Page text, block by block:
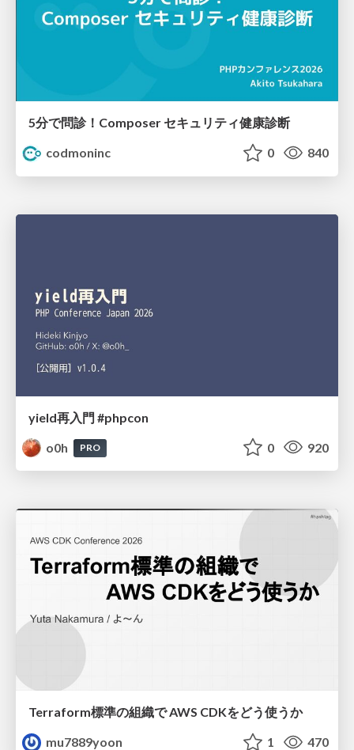
5分で問診！Composer セキュリティ健康診断
codmoninc
0 840
yield再入門 #phpcon
o0h
PRO 0 920
Terraform標準の組織で AWS CDKをどう使うか
mu7889yoon
1 470